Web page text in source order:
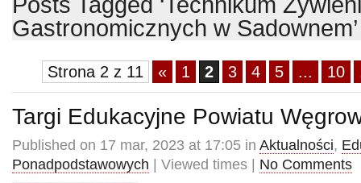
Gastronomicznych w Sadownem’
Strona 2 z 11 « 1 2 3 4 5 ... 10
Targi Edukacyjne Powiatu
Published on 17 mar, 2023 at 17:05 in Aktualności,
Ponadpodstawowych | Viewed times | No Comments